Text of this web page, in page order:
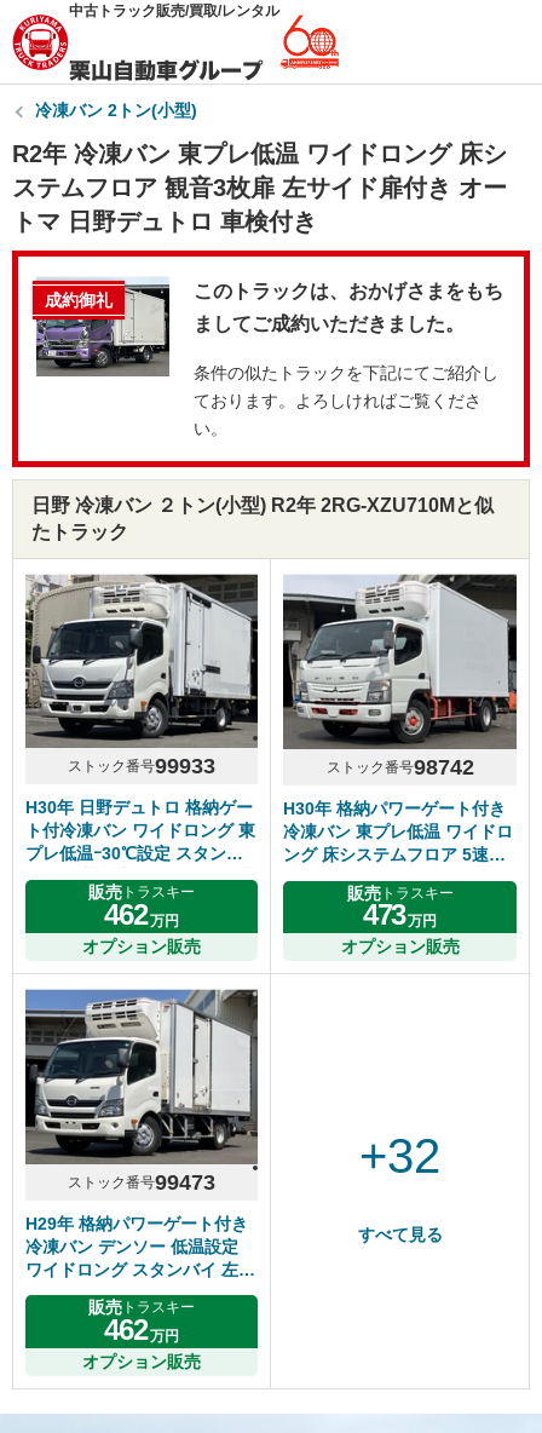
中古トラック販売/買取/レンタル
冷凍バン 2トン(小型)
R2年 冷凍バン 東プレ低温 ワイドロング 床シ
ステムフロア 観音3枚扉 左サイド扉付き オー
トマ 日野デュトロ 車検付き
成約御礼
このトラックは、おかげさまをもち
ましてご成約いただきました。
条件の似たトラックを下記にてご紹介し
ております。よろしければご覧くださ
い。
日野 冷凍バン ２トン(小型) R2年 2RG-XZU710Mと似
たトラック
ストック番号99933
H30年 日野デュトロ 格納ゲー
ト付冷凍バン ワイドロング 東
プレ低温ｰ30℃設定 スタンバ
イ付き 荷台床キーストン 積載
2900㎏ シフト6速MT
販売 トラスキー
462万円
オプション販売
ストック番号98742
H30年 格納パワーゲート付き
冷凍バン 東プレ低温 ワイドロ
ング 床システムフロア 5速マ
ニュアル ふそうキャンター
販売トラスキー
473万円
オプション販売
ストック番号99473
H29年 格納パワーゲート付き
冷凍バン デンソー 低温設定
ワイドロング スタンバイ 左サ
イドドア 床アルミ縞板 マニュ
アル6速 日野デュトロ
販売 トラスキー
462万円
オプション販売
+32
すべて見る